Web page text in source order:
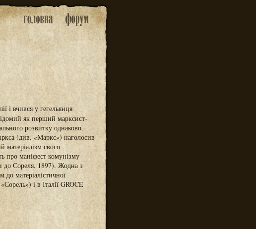
і вчився у гегельянця
як перший марксист-
розвитку однаково
(див. «Маркс») наголосив
матеріалізм свого
про маніфест комунізму
до Сореля, 1897). Жодна з
матеріалістичної
і в Італії GROCE